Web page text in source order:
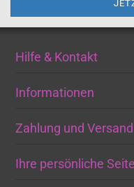
Hilfe & Kontakt
Informationen
Zahlung und Versand
Ihre persönliche Seite